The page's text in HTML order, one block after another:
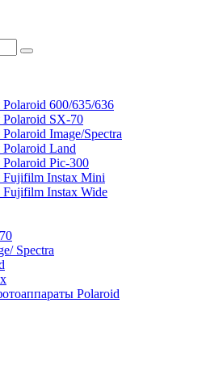
600/635/636
Polaroid SX-70
Image/Spectra
Land
Pic-300
Fujifilm Instax Mini
Fujifilm Instax Wide
Spectra
Polaroid